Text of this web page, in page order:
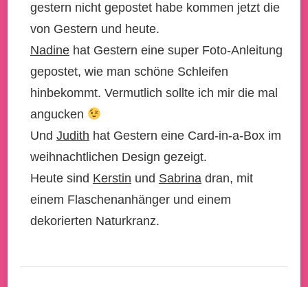
gestern nicht gepostet habe kommen jetzt die
von Gestern und heute.
Nadine hat Gestern eine super Foto-Anleitung
gepostet, wie man schöne Schleifen
hinbekommt. Vermutlich sollte ich mir die mal
angucken
Und Judith hat Gestern eine Card-in-a-Box im
weihnachtlichen Design gezeigt.
Heute sind Kerstin und Sabrina dran, mit
einem Flaschenanhänger und einem
dekorierten Naturkranz.